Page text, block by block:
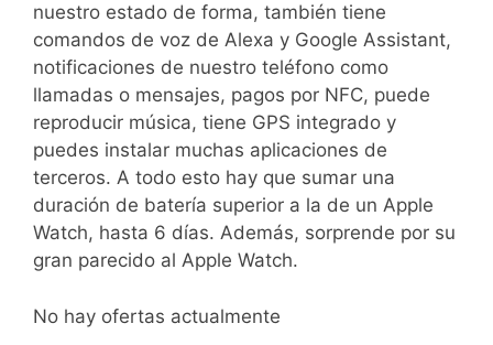
nuestro estado de forma, también tiene
comandos de voz de Alexa y Google Assistant,
notificaciones de nuestro teléfono como
llamadas o mensajes, pagos por NFC, puede
reproducir música, tiene GPS integrado y
puedes instalar muchas aplicaciones de
terceros. A todo esto hay que sumar una
duración de batería superior a la de un Apple
Watch, hasta 6 días. Además, sorprende por su
gran parecido al Apple Watch.
No hay ofertas actualmente